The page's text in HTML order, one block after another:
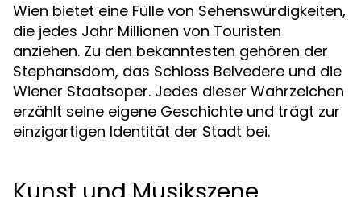
Wien bietet eine Fülle von Sehenswürdigkeiten,
die jedes Jahr Millionen von Touristen
anziehen. Zu den bekanntesten gehören der
Stephansdom, das Schloss Belvedere und die
Wiener Staatsoper. Jedes dieser Wahrzeichen
erzählt seine eigene Geschichte und trägt zur
einzigartigen Identität der Stadt bei.